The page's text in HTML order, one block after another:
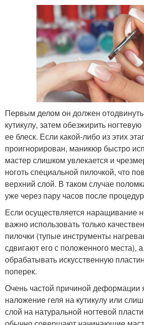
Первым делом он должен
кутикулу, затем обезжирить
ее блеск. Если какой-либо из этих
проигнорирован, маникюр быстро
мастер слишком увлекается и
ноготь специальной пилочкой, что
верхний слой. В таком случае
уже через пару часов после
Если осуществляется наращивание
важно использовать только
пилочки (тупые инструменты
сдвигают его с положенного места),
обрабатывать искусственную
поперек.
Очень частой причиной деформации
наложение геля на кутикулу или
слой на натуральной ногтевой